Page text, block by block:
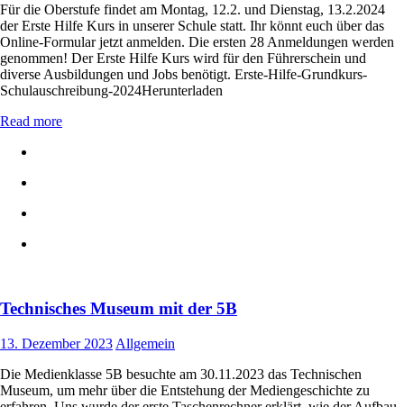
Für die Oberstufe findet am Montag, 12.2. und Dienstag, 13.2.2024
der Erste Hilfe Kurs in unserer Schule statt. Ihr könnt euch über das
Online-Formular jetzt anmelden. Die ersten 28 Anmeldungen werden
genommen! Der Erste Hilfe Kurs wird für den Führerschein und
diverse Ausbildungen und Jobs benötigt. Erste-Hilfe-Grundkurs-
Schulauschreibung-2024Herunterladen
Read more
Technisches Museum mit der 5B
13. Dezember 2023 Allgemein
Die Medienklasse 5B besuchte am 30.11.2023 das Technischen
Museum, um mehr über die Entstehung der Mediengeschichte zu